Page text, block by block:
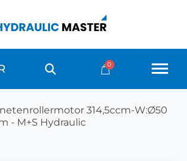
314,5ccm-W:Ø50
- M+S Hydraulic